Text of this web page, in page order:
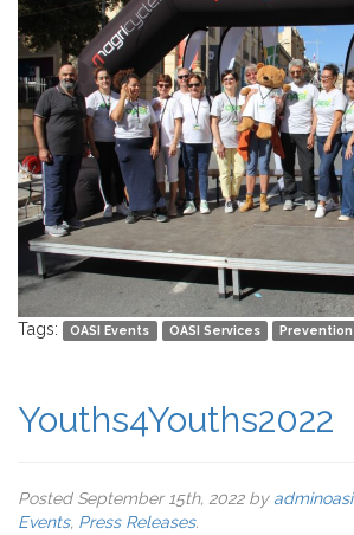
Tags: OASI Events OASI Services Prevention
Youths4Youths2022
Posted September 15th, 2022by adminoasi
Events, Press Releases.